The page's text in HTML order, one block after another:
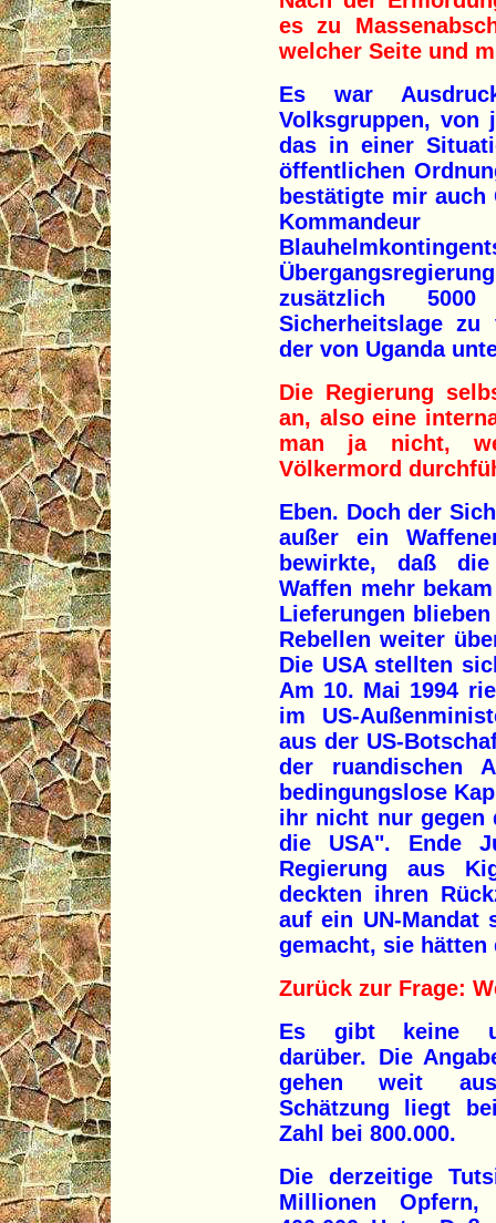
es zu
welcher Seite und
Es war
Volksgruppen, von
das in einer
öffentlichen
bestätigte mir auch
zusätzlich
Sicherheitslage
der von Uganda
Die Regierung
an, also eine
man ja nicht,
Völkermord
Eben. Doch der
außer ein
bewirkte, daß
Waffen mehr
Lieferungen
Rebellen weiter
Die USA stellten
Am 10. Mai 1994
im US-
aus der US-
der ruandischen
bedingungslose
ihr nicht nur gegen
die USA". Ende
Regierung aus
deckten ihren
auf ein UN-Mandat
gemacht, sie
Zurück zur Frage:
Es gibt keine
darüber. Die
gehen weit
Schätzung liegt
Zahl bei 800.000.
Die derzeitige
Millionen